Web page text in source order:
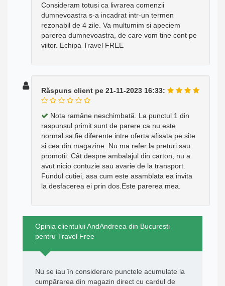
Consideram totusi ca livrarea comenzii
dumnevoastra s-a incadrat intr-un termen
rezonabil de 4 zile. Va multumim si apeciem
parerea dumnevoastra, de care vom tine cont pe
viitor. Echipa Travel FREE
Răspuns client pe 21-11-2023 16:33:
Nota ramâne neschimbată. La punctul 1 din
raspunsul primit sunt de parere ca nu este
normal sa fie diferente intre oferta afisata pe site
si cea din magazine. Nu ma refer la preturi sau
promotii. Cât despre ambalajul din carton, nu a
avut nicio contuzie sau avarie de la transport.
Fundul cutiei, asa cum este asamblata ea invita
la desfacerea ei prin dos.Este parerea mea.
Opinia clientului AndAndreea din Bucuresti
pentru Travel Free
Nu se iau în considerare punctele acumulate la
cumpărarea din magazin direct cu cardul de